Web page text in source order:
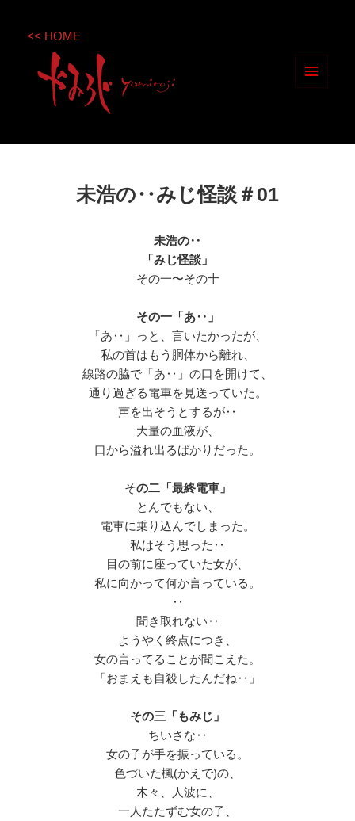
<< HOME
未浩の‥みじ怪談＃01
未浩の‥
「みじ怪談」
その一〜その十
その一「あ‥」
「あ‥」っと、言いたかったが、
私の首はもう胴体から離れ、
線路の脇で「あ‥」の口を開けて、
通り過ぎる電車を見送っていた。
声を出そうとするが‥
大量の血液が、
口から溢れ出るばかりだった。
その二「最終電車」
とんでもない、
電車に乗り込んでしまった。
私はそう思った‥
目の前に座っていた女が、
私に向かって何か言っている。
‥
聞き取れない‥
ようやく終点につき、
女の言ってることが聞こえた。
「おまえも自殺したんだね‥」
その三「もみじ」
ちいさな‥
女の子が手を振っている。
色づいた楓(かえで)の、
木々、人波に、
一人たたずむ女の子、